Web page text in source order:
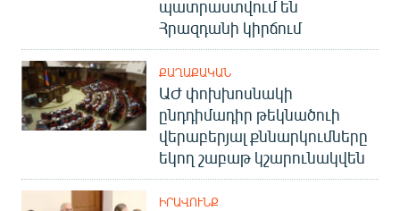
պատրաստվում են
Հրազդանի կիրճում
ՔԱՂԱՔԱԿԱՆ
ԱԺ փոխխոսնակի
ընդդիմադիր թեկնածուի
վերաբերյալ քննարկումները
եկող շաբաթ կշարունակվեն
ԻՐԱՎՈՒՆՔ